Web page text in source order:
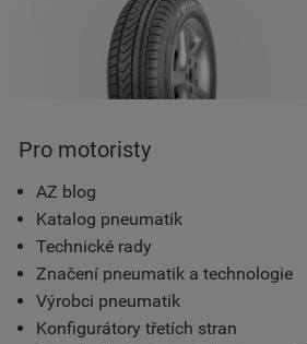
Pro motoristy
AZ blog
Katalog pneumatik
Technické rady
Značení pneumatik a technologie
Výrobci pneumatik
Konfigurátory třetích stran